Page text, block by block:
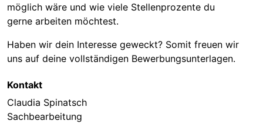
möglich wäre und wie viele Stellenprozente du
gerne arbeiten möchtest.
Haben wir dein Interesse geweckt? Somit freuen wir
uns auf deine vollständigen Bewerbungsunterlagen.
Kontakt
Claudia Spinatsch
Sachbearbeitung